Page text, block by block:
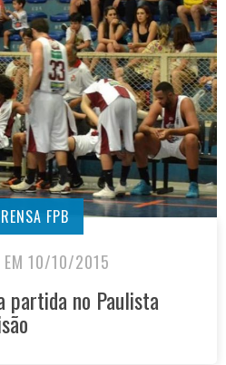
FPB
EM 10/10/2015
partida no Paulista